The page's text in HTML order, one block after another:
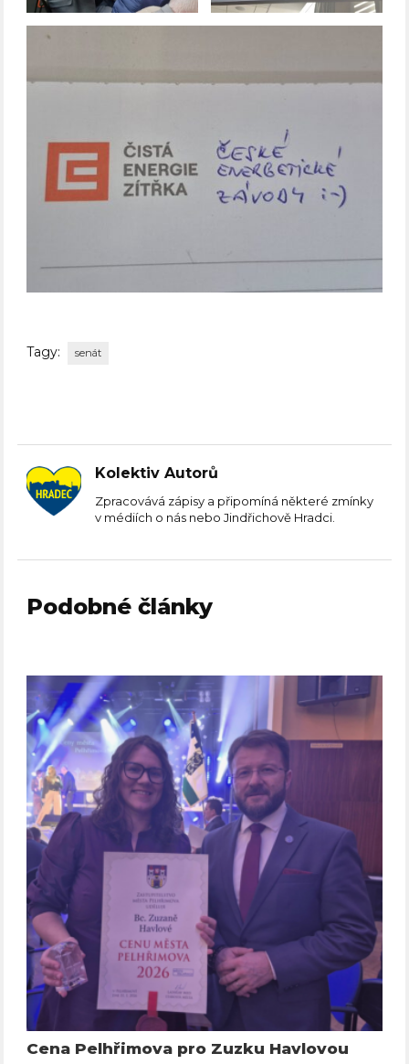
Tagy: senát
Kolektiv Autorů
Zpracovává zápisy a připomíná některé zmínky
v médiích o nás nebo Jindřichově Hradci.
Podobné články
Cena Pelhřimova pro Zuzku Havlovou